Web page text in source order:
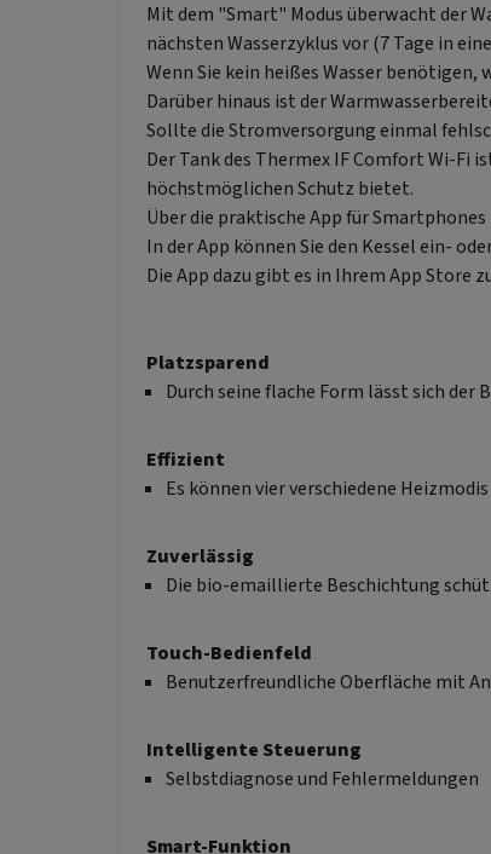
Mit dem "Smart" Modus überwacht der
nächsten Wasserzyklus vor (7 Tage in
Wenn Sie kein heißes Wasser
Darüber hinaus ist der
Sollte die Stromversorgung einmal
Der Tank des Thermex IF Comfort Wi-
höchstmöglichen Schutz bietet.
Über die praktische App für
In der App können Sie den Kessel ein-
Die App dazu gibt es in Ihrem App Store
Platzsparend
Durch seine flache Form lässt sich
Effizient
Es können vier verschiedene
Zuverlässig
Die bio-emaillierte Beschichtung
Touch-Bedienfeld
Benutzerfreundliche Oberfläche mit
Intelligente Steuerung
Selbstdiagnose und Fehlermeldungen
Smart-Funktion